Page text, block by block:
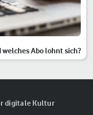
welches Abo lohnt sich?
digitale Kultur